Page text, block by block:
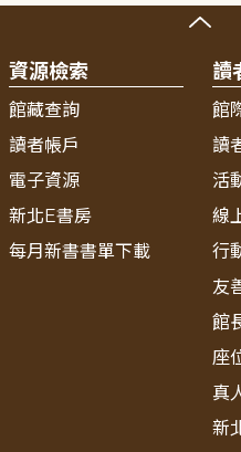
資源檢索
館藏查詢
讀者帳戶
電子資源
新北E書房
每月新書書單下載
讀
館
讀
活
線
行
友
館
座
真
新